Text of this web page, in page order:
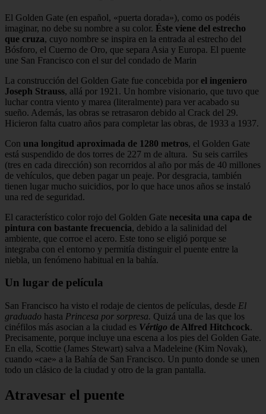
El Golden Gate (en español, «puerta dorada»), como os podéis
imaginar, no debe su nombre a su color. Éste viene del estrecho
que cruza, cuyo nombre se inspira en la entrada al estrecho del
Bósforo, el Cuerno de Oro, que separa Asia y Europa. El puente
une San Francisco con el sur del condado de Marin
La construcción del Golden Gate fue concebida por el ingeniero
Joseph Strauss, allá por 1921. Un hombre visionario, que tuvo que
luchar contra viento y marea (literalmente) para ver acabado su
sueño. Además, las obras se retrasaron debido al Crack del 29.
Hicieron falta cuatro años para completar las obras, de 1933 a 1937.
Con una longitud aproximada de 1280 metros, el Golden Gate
está suspendido de dos torres de 227 m de altura. Su seis carriles
(tres en cada dirección) son recorridos al año por más de 40 millones
de vehículos, que deben pagar un peaje. Por desgracia, también
tienen lugar mucho suicidios, por lo que hace unos años se instaló
una red de seguridad.
El característico color rojo del Golden Gate necesita una capa de
pintura con bastante frecuencia, debido a la salinidad del
ambiente, que corroe el acero. Este tono se eligió porque se
integraba con el entorno y permitía distinguir el puente entre la
niebla, un fenómeno habitual en la bahía.
Un lugar de película
San Francisco ha visto el rodaje de cientos de películas, desde El
graduado hasta Princesa por sorpresa. Quizá una de las que los
cinéfilos más asocian a la ciudad es Vértigo de Alfred Hitchcock.
Precisamente, porque incluye una escena a los pies del Golden Gate.
En ella, Scottie (James Stewart) salva a Madeleine (Kim Novak),
cuando «cae» a la Bahía de San Francisco. Un punto donde se unen
todo un clásico de la ciudad y otro de la gran pantalla.
Atravesar el puente